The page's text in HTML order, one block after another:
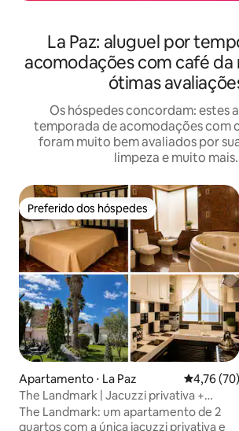
La Paz: aluguel por
acomodações com café da
ótimas
Os hóspedes concordam: estes
temporada de acomodações com
foram muito bem avaliados por
limpeza e muito mais.
Preferido dos hóspedes
Preferido dos hóspedes
Apartamento ⋅ La Paz 4,76 de
4,76 (70)
The Landmark | Jacuzzi privativa +
cozinha completa
The Landmark: um apartamento de 2
quartos com a única jacuzzi privativa e